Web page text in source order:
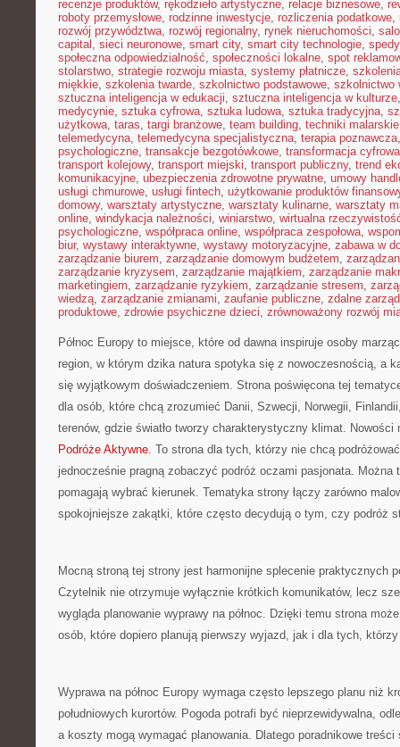
recenzje produktów, rękodzieło artystyczne, relacje biznesowe,
roboty przemysłowe, rodzinne inwestycje, rozliczenia podatkowe,
rozwój przywództwa, rozwój regionalny, rynek nieruchomości,
capital , sieci neuronowe, smart city, smart city technologie,
społeczna odpowiedzialność, społeczności lokalne, spot
stolarstwo, strategie rozwoju miasta, systemy płatnicze,
miękkie, szkolenia twarde, szkolnictwo podstawowe, szkolnictwo
sztuczna inteligencja w edukacji, sztuczna inteligencja w kulturze
medycynie, sztuka cyfrowa, sztuka ludowa, sztuka tradycyjna,
użytkowa, taras, targi branżowe, team building, techniki malarskie
telemedycyna, telemedycyna specjalistyczna, terapia poznawcza
psychologiczne, transakcje bezgotówkowe, transformacja cyfrowa
transport kolejowy, transport miejski, transport publiczny, trend
komunikacyjne, ubezpieczenia zdrowotne prywatne, umowy
usługi chmurowe, usługi fintech, użytkowanie produktów
domowy, warsztaty artystyczne, warsztaty kulinarne, warsztaty
online, windykacja należności, winiarstwo, wirtualna
psychologiczne, współpraca online, współpraca zespołowa,
biur, wystawy interaktywne, wystawy motoryzacyjne, zabawa w
zarządzanie biurem, zarządzanie domowym budżetem,
zarządzanie kryzysem, zarządzanie majątkiem, zarządzanie
marketingiem, zarządzanie ryzykiem, zarządzanie stresem,
wiedzą, zarządzanie zmianami, zaufanie publiczne, zdalne
produktowe, zdrowie psychiczne dzieci, zrównoważony rozwój
Północ Europy to miejsce, które od dawna inspiruje osoby
region, w którym dzika natura spotyka się z nowoczesnością, a
się wyjątkowym doświadczeniem. Strona poświęcona tej
dla osób, które chcą zrozumieć Danii, Szwecji, Norwegii,
terenów, gdzie światło tworzy charakterystyczny klimat. Nowości
Podróże Aktywne. To strona dla tych, którzy nie chcą
jednocześnie pragną zobaczyć podróż oczami pasjonata. Można
pomagają wybrać kierunek. Tematyka strony łączy zarówno
spokojniejsze zakątki, które często decydują o tym, czy podróż
Mocną stroną tej strony jest harmonijne splecenie praktycznych
Czytelnik nie otrzymuje wyłącznie krótkich komunikatów, lecz
wygląda planowanie wyprawy na północ. Dzięki temu strona
osób, które dopiero planują pierwszy wyjazd, jak i dla tych,
Wyprawa na północ Europy wymaga często lepszego planu niż
południowych kurortów. Pogoda potrafi być nieprzewidywalna,
a koszty mogą wymagać planowania. Dlatego poradnikowe